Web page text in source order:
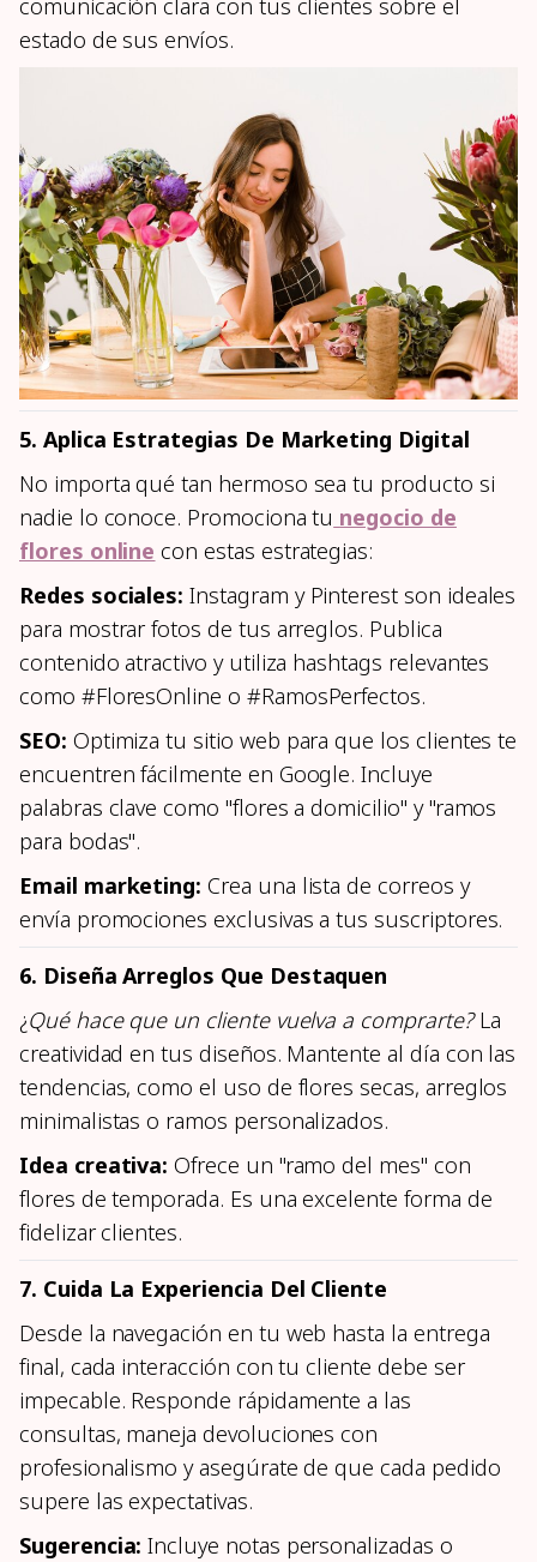
comunicación clara con tus clientes sobre el
estado de sus envíos.
5. Aplica Estrategias De Marketing Digital
No importa qué tan hermoso sea tu producto si
nadie lo conoce. Promociona tu negocio de
flores online con estas estrategias:
Redes sociales: Instagram y Pinterest son ideales
para mostrar fotos de tus arreglos. Publica
contenido atractivo y utiliza hashtags relevantes
como #FloresOnline o #RamosPerfectos.
SEO: Optimiza tu sitio web para que los clientes te
encuentren fácilmente en Google. Incluye
palabras clave como "flores a domicilio" y "ramos
para bodas".
Email marketing: Crea una lista de correos y
envía promociones exclusivas a tus suscriptores.
6. Diseña Arreglos Que Destaquen
¿Qué hace que un cliente vuelva a comprarte?La
creatividad en tus diseños. Mantente al día con las
tendencias, como el uso de flores secas, arreglos
minimalistas o ramos personalizados.
Idea creativa: Ofrece un "ramo del mes" con
flores de temporada. Es una excelente forma de
fidelizar clientes.
7. Cuida La Experiencia Del Cliente
Desde la navegación en tu web hasta la entrega
final, cada interacción con tu cliente debe ser
impecable. Responde rápidamente a las
consultas, maneja devoluciones con
profesionalismo y asegúrate de que cada pedido
supere las expectativas.
Sugerencia: Incluye notas personalizadas o